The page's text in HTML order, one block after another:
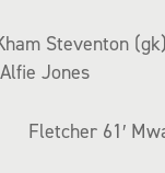
Steventon
Jones
61′